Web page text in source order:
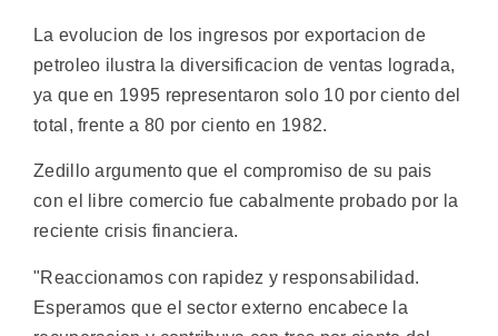
La evolucion de los ingresos por exportacion de
petroleo ilustra la diversificacion de ventas lograda,
ya que en 1995 representaron solo 10 por ciento del
total, frente a 80 por ciento en 1982.
Zedillo argumento que el compromiso de su pais
con el libre comercio fue cabalmente probado por la
reciente crisis financiera.
"Reaccionamos con rapidez y responsabilidad.
Esperamos que el sector externo encabece la